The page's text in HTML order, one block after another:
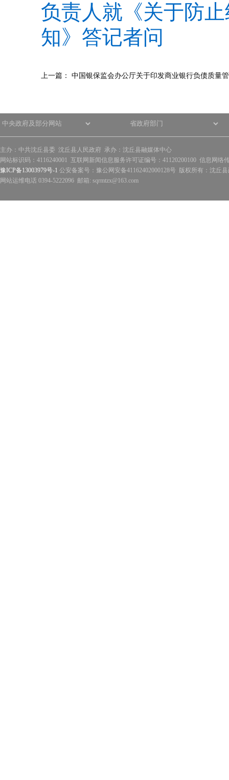
负责人就《关于防
知》答记者问
上一篇： 中国银保监会办公厅关于印发商业银行负债质量
主办：中共沈丘县委 沈丘县人民政府 承办：沈丘县融媒体中心
网站标识码：4116240001 互联网新闻信息服务许可证编号：41120200100 信息网络
豫ICP备13003979号-1 公安备案号：豫公网安备41162402000128号 版权所有：沈丘
网站运维电话 0394-5222096 邮箱: sqrmtzx@163.com